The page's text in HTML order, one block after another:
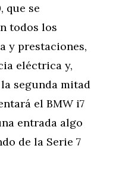
que se
todos los
y prestaciones,
eléctrica y,
segunda mitad
el BMW i7
entrada algo
de la Serie 7